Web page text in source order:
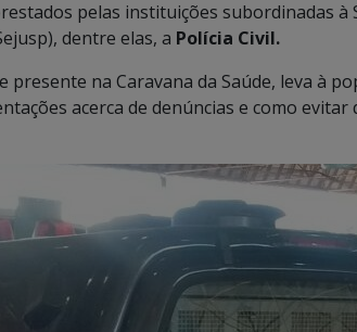
pelas instituições subordinadas à
dentre elas, a Polícia Civil.
presente na Caravana da Saúde, leva à
acerca de denúncias e como evitar